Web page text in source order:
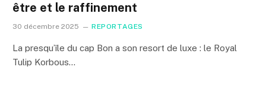
être et le raffinement
30 décembre 2025 REPORTAGES
La presqu’île du cap Bon a son resort de luxe : le Royal
Tulip Korbous…